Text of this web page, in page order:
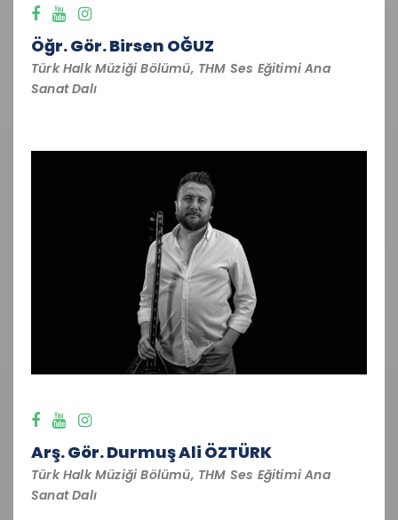
Öğr. Gör. Birsen OĞUZ
Türk Halk Müziği Bölümü, THM Ses Eğitimi Ana
Sanat Dalı
Arş. Gör. Durmuş Ali ÖZTÜRK
Türk Halk Müziği Bölümü, THM Ses Eğitimi Ana
Sanat Dalı